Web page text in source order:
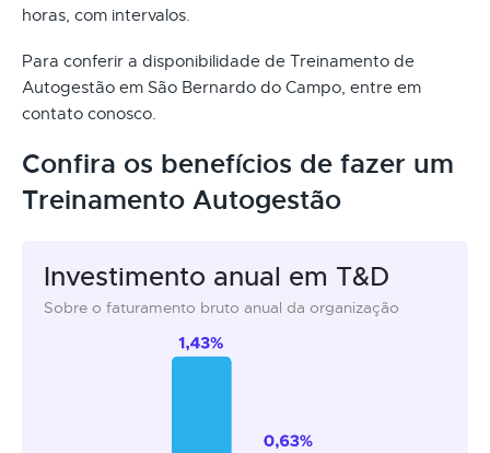
horas, com intervalos.
Para conferir a disponibilidade de Treinamento de
Autogestão em São Bernardo do Campo, entre em
contato conosco.
Confira os benefícios de fazer um
Treinamento Autogestão
Investimento anual em T&D
Sobre o faturamento bruto anual da organização